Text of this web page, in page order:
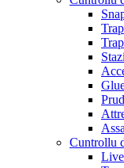
Cuntrollu